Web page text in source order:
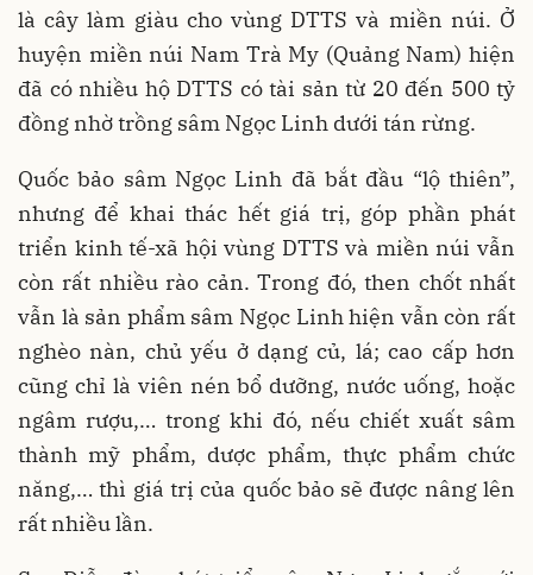
là cây làm giàu cho vùng DTTS và miền núi. Ở
huyện miền núi Nam Trà My (Quảng Nam) hiện
đã có nhiều hộ DTTS có tài sản từ 20 đến 500 tỷ
đồng nhờ trồng sâm Ngọc Linh dưới tán rừng.
Quốc bảo sâm Ngọc Linh đã bắt đầu “lộ thiên”,
nhưng để khai thác hết giá trị, góp phần phát
triển kinh tế-xã hội vùng DTTS và miền núi vẫn
còn rất nhiều rào cản. Trong đó, then chốt nhất
vẫn là sản phẩm sâm Ngọc Linh hiện vẫn còn rất
nghèo nàn, chủ yếu ở dạng củ, lá; cao cấp hơn
cũng chỉ là viên nén bổ dưỡng, nước uống, hoặc
ngâm rượu,… trong khi đó, nếu chiết xuất sâm
thành mỹ phẩm, dược phẩm, thực phẩm chức
năng,… thì giá trị của quốc bảo sẽ được nâng lên
rất nhiều lần.